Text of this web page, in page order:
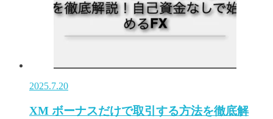
2025.7.20
XM ボーナスだけで取引する方法を徹底解